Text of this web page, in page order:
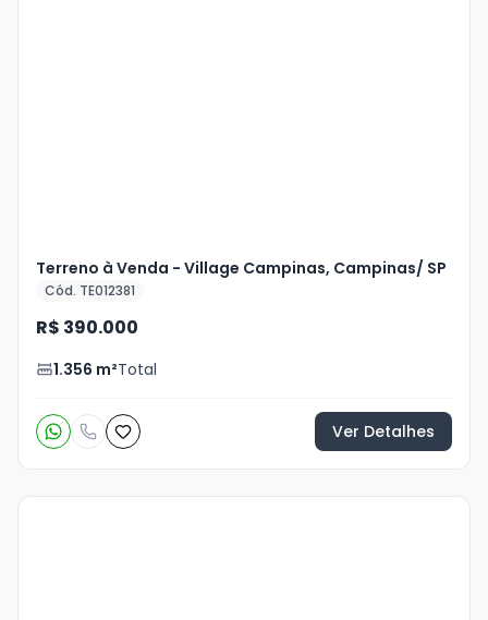
Terreno à Venda - Village Campinas, Campinas/ SP
Cód. TE012381
R$ 390.000
1.356 m²Total
Ver Detalhes